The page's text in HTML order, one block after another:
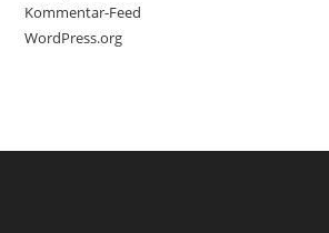
Kommentar-Feed
WordPress.org